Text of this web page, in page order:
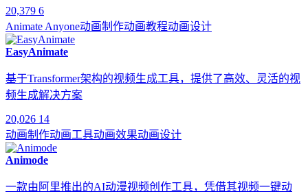
20,379 6
Animate Anyone动画制作动画教程动画设计
EasyAnimate
基于Transformer架构的视频生成工具，提供了高效、灵活的视
频生成解决方案
20,026 14
动画制作动画工具动画效果动画设计
Animode
一款由阿里推出的AI动漫视频创作工具，凭借其视频一键动